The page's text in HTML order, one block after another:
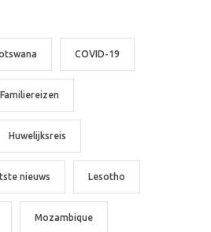
COVID-19
Familiereizen
Huwelijksreis
nieuws Lesotho
Mozambique